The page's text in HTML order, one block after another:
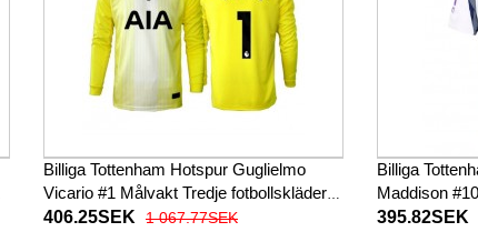
Billiga Tottenham Hotspur Guglielmo
Vicario #1 Målvakt Tredje fotbollskläder
2025-26 Långärmad
406.25SEK 1 067.77SEK
Billiga
Maddison
2025-26
395.82SEK